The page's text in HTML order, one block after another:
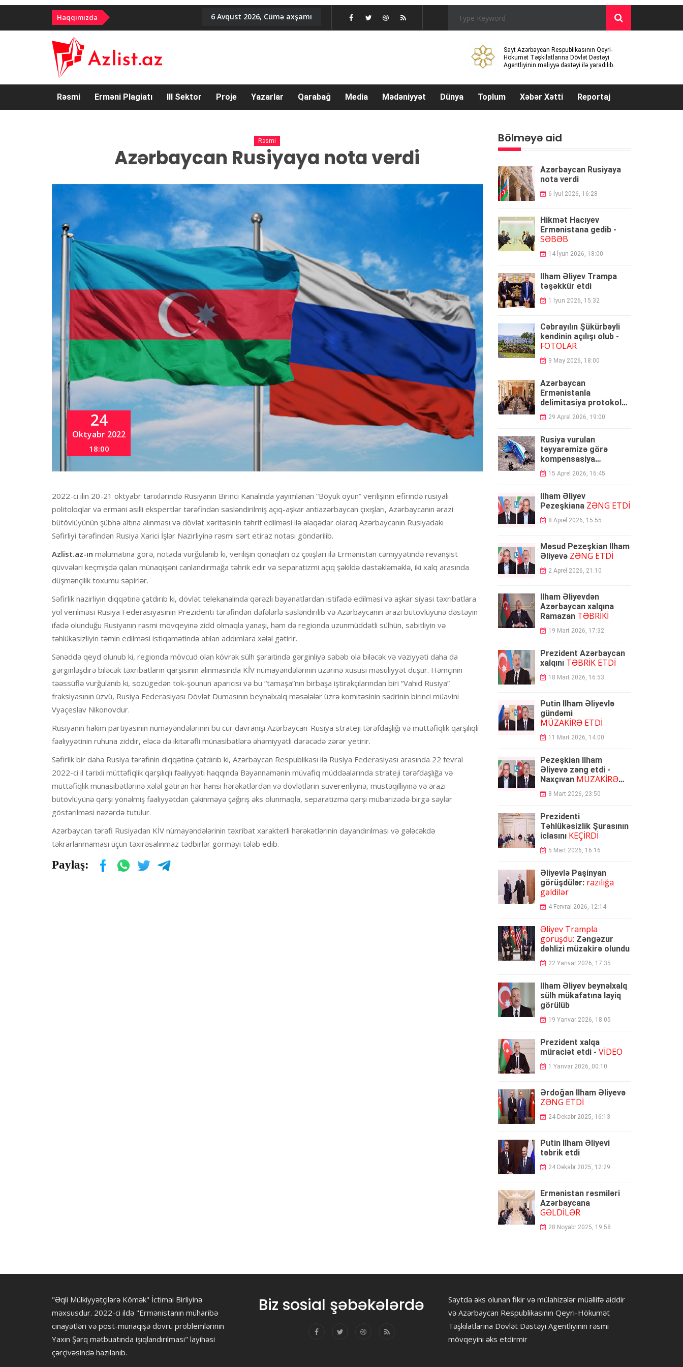
Haqqımızda 6 Avqust 2026, Cümə axşamı
Sayt Azərbaycan Respublikasının Qeyri-
Hökumət Təşkilatlarına Dövlət Dəstəyi
Agentliyinin maliyyə dəstəyi ilə yaradılıb.
Rəsmi Erməni Plagiatı III Sektor Proje Yazarlar Qarabağ Media Mədəniyyət Dünya Toplum Xəbər Xətti Reportaj
Rəsmi
Azərbaycan Rusiyaya nota verdi
24
Oktyabr 2022
18:00
2022-ci ilin 20-21 oktyabr tarixlərində Rusiyanın Birinci Kanalında yayımlanan “Böyük oyun” verilişinin efirində rusiyalı
politoloqlar və erməni əsilli ekspertlər tərəfindən səsləndirilmiş açıq-aşkar antiazərbaycan çıxışları, Azərbaycanın ərazi
bütövlüyünün şübhə altına alınması və dövlət xəritəsinin təhrif edilməsi ilə əlaqədar olaraq Azərbaycanın Rusiyadakı
Səfirliyi tərəfindən Rusiya Xarici İşlər Nazirliyinə rəsmi sərt etiraz notası göndərilib.
Azlist.az-ın məlumatına görə, notada vurğulanıb ki, verilişin qonaqları öz çıxışları ilə Ermənistan cəmiyyətində revanşist
qüvvələri keçmişdə qalan münaqişəni canlandırmağa təhrik edir və separatizmi açıq şəkildə dəstəkləməklə, iki xalq arasında
düşmənçilik toxumu səpirlər.
Səfirlik nazirliyin diqqətinə çatdırıb ki, dövlət telekanalında qərəzli bəyanatlardan istifadə edilməsi və aşkar siyasi təxribatlara
yol verilməsi Rusiya Federasiyasının Prezidenti tərəfindən dəfələrlə səsləndirilib və Azərbaycanın ərazi bütövlüyünə dəstəyin
ifadə olunduğu Rusiyanın rəsmi mövqeyinə zidd olmaqla yanaşı, həm də regionda uzunmüddətli sülhün, sabitliyin və
təhlükəsizliyin təmin edilməsi istiqamətində atılan addımlara xələl gətirir.
Sənəddə qeyd olunub ki, regionda mövcud olan kövrək sülh şəraitində gərginliyə səbəb ola biləcək və vəziyyəti daha da
gərginləşdirə biləcək təxribatların qarşısının alınmasında KİV nümayəndələrinin üzərinə xüsusi məsuliyyət düşür. Həmçinin
təəssüflə vurğulanıb ki, sözügedən tok-şounun aparıcısı və bu “tamaşa”nın birbaşa iştirakçılarından biri “Vahid Rusiya”
fraksiyasının üzvü, Rusiya Federasiyası Dövlət Dumasının beynəlxalq məsələlər üzrə komitəsinin sədrinin birinci müavini
Vyaçeslav Nikonovdur.
Rusiyanın hakim partiyasının nümayəndələrinin bu cür davranışı Azərbaycan-Rusiya strateji tərəfdaşlığı və müttəfiqlik qarşılıqlı
fəaliyyətinin ruhuna ziddir, eləcə də ikitərəfli münasibətlərə əhəmiyyətli dərəcədə zərər yetirir.
Səfirlik bir daha Rusiya tərəfinin diqqətinə çatdırıb ki, Azərbaycan Respublikası ilə Rusiya Federasiyası arasında 22 fevral
2022-ci il tarixli müttəfiqlik qarşılıqlı fəaliyyəti haqqında Bəyannamənin müvafiq müddəalarında strateji tərəfdaşlığa və
müttəfiqlik münasibətlərinə xələl gətirən hər hansı hərəkətlərdən və dövlətlərin suverenliyinə, müstəqilliyinə və ərazi
bütövlüyünə qarşı yönəlmiş fəaliyyətdən çəkinməyə çağırış əks olunmaqla, separatizmə qarşı mübarizədə birgə səylər
göstərilməsi nəzərdə tutulur.
Azərbaycan tərəfi Rusiyadan KİV nümayəndələrinin təxribat xarakterli hərəkətlərinin dayandırılması və gələcəkdə
təkrarlanmaması üçün təxirəsalınmaz tədbirlər görməyi tələb edib.
Paylaş:
Bölməyə aid
Azərbaycan Rusiyaya
nota verdi
6 İyul 2026, 16:28
Hikmət Hacıyev
Ermənistana gedib -
SƏBƏB
14 İyun 2026, 18:00
İlham Əliyev Trampa
təşəkkür etdi
1 İyun 2026, 15:32
Cəbrayılın Şükürbəyli
kəndinin açılışı olub -
FOTOLAR
9 May 2026, 18:00
Azərbaycan
Ermənistanla
delimitasiya protokolu
umzaladı
29 Aprel 2026, 19:00
Rusiya vurulan
təyyarəmizə görə
kompensasiya
ödəyəcək
15 Aprel 2026, 16:45
İlham Əliyev
Pezeşkiana ZƏNG ETDİ
8 Aprel 2026, 15:55
Məsud Pezeşkian İlham
Əliyevə ZƏNG ETDİ
2 Aprel 2026, 21:10
İlham Əliyevdən
Azərbaycan xalqına
Ramazan TƏBRİKİ
19 Mart 2026, 17:32
Prezident Azərbaycan
xalqını TƏBRİK ETDİ
18 Mart 2026, 16:53
Putin İlham Əliyevlə
gündəmi
MÜZAKİRƏ ETDİ
11 Mart 2026, 14:00
Pezeşkian İlham
Əliyevə zəng etdi -
Naxçıvan MÜZAKİRƏ
OLUNDU
8 Mart 2026, 23:50
Prezidenti
Təhlükəsizlik Şurasının
iclasınıKEÇİRDİ
5 Mart 2026, 16:16
Əliyevlə Paşinyan
görüşdülər: razılığa
gəldilər
4 Fervral 2026, 12:14
Əliyev Trampla
görüşdü: Zəngəzur
dəhlizi müzakirə olundu
22 Yanvar 2026, 17:35
İlham Əliyev beynəlxalq
sülh mükafatına layiq
görülüb
19 Yanvar 2026, 18:05
Prezident xalqa
müraciət etdi - VİDEO
1 Yanvar 2026, 00:10
Ərdoğan İlham Əliyevə
ZƏNG ETDİ
24 Dekabr 2025, 16:13
Putin İlham Əliyevi
təbrik etdi
24 Dekabr 2025, 12:29
Ermənistan rəsmiləri
Azərbaycana
GƏLDİLƏR
28 Noyabr 2025, 19:58
"Əqli Mülkiyyətçilərə Kömək" İctimai Birliyinə
məxsusdur. 2022-ci ildə "Ermənistanın müharibə
cinayətləri və post-münaqişə dövrü problemlərinin
Yaxın Şərq mətbuatında işıqlandırılması" layihəsi
çərçivəsində hazılanıb.
Biz sosial şəbəkələrdə
Saytda əks olunan fikir və mülahizələr müəllifə aiddir
və Azərbaycan Respublikasının Qeyri-Hökumət
Təşkilatlarına Dövlət Dəstəyi Agentliyinin rəsmi
mövqeyini əks etdirmir